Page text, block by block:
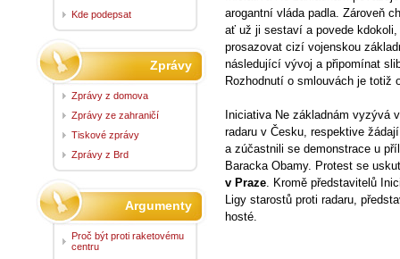
arogantní vláda padla. Zároveň
ať už ji sestaví a povede
prosazovat cizí vojenskou
následující vývoj a připomínat
Rozhodnutí o smlouvách je totiž
Iniciativa Ne základnám vyzývá
radaru v Česku, respektive
a zúčastnili se demonstrace u
Baracka Obamy. Protest se
v Praze. Kromě představitelů
Ligy starostů proti radaru,
hosté.
Kde podepsat
Zprávy
Zprávy z domova
Zprávy ze zahraničí
Tiskové zprávy
Zprávy z Brd
Argumenty
Proč být proti raketovému
centru